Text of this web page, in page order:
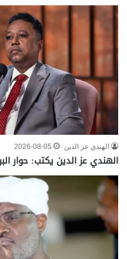
الهندي عز الدين 2026-08-05
الهندي عز الدين يكتب: حوار